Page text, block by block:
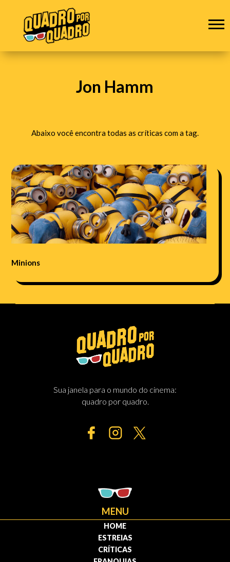
Jon Hamm
Abaixo você encontra todas as críticas com a tag.
Minions
Sua janela para o mundo do cinema:
quadro por quadro.
MENU
HOME
ESTREIAS
CRÍTICAS